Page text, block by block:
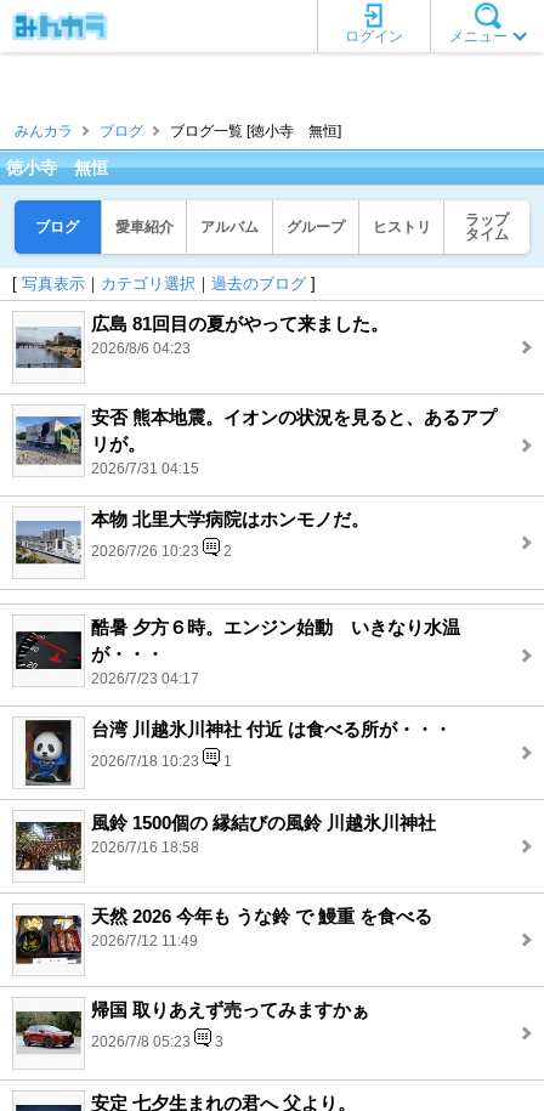
メニュー
ログイン
みんカラ ブログ ブログ一覧 [徳小寺 無恒]
徳小寺 無恒
ブログ 愛車紹介 アルバム グループ ヒストリ
ラップ
タイム
[ 写真表示 ｜ カテゴリ選択 ｜ 過去のブログ ]
広島 81回目の夏がやって来ました。
2026/8/6 04:23
安否 熊本地震。イオンの状況を見ると、あるアプ
リが。
2026/7/31 04:15
本物 北里大学病院はホンモノだ。
2026/7/26 10:23 2
酷暑 夕方６時。エンジン始動 いきなり水温
が・・・
2026/7/23 04:17
台湾 川越氷川神社 付近 は食べる所が・・・
2026/7/18 10:23 1
風鈴 1500個の 縁結びの風鈴 川越氷川神社
2026/7/16 18:58
天然 2026 今年も うな鈴 で 鰻重 を食べる
2026/7/12 11:49
帰国 取りあえず売ってみますかぁ
2026/7/8 05:23 3
安定 七夕生まれの君へ 父より。